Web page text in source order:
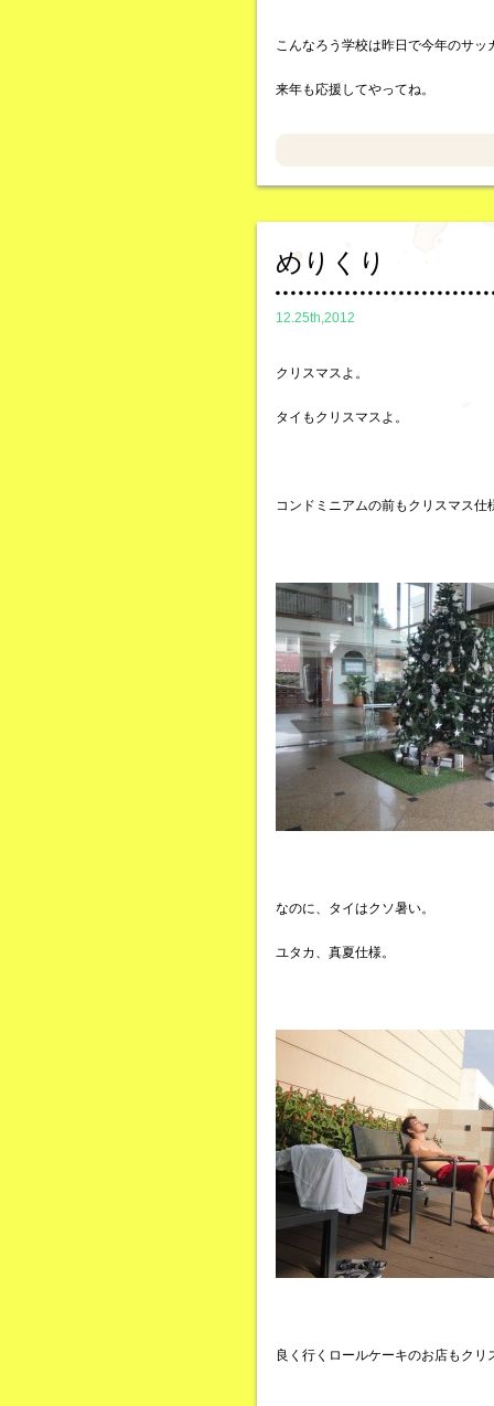
こんなろう学校は昨日で今年のサッ
来年も応援してやってね。
めりくり
12.25th,2012
クリスマスよ。
タイもクリスマスよ。
コンドミニアムの前もクリスマス仕
なのに、タイはクソ暑い。
ユタカ、真夏仕様。
良く行くロールケーキのお店もクリ